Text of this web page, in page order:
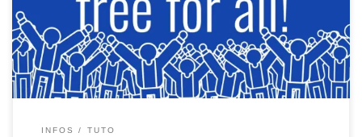
compte Deezer Pour cela il faudra au préalable vous créer
gratuitement un compte deezer afin […]
INFOS TUTO